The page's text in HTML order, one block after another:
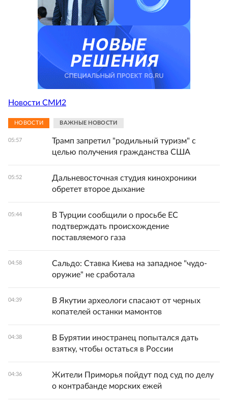
Новости СМИ2
НОВОСТИ ВАЖНЫЕ НОВОСТИ
05:57
Трамп запретил "родильный туризм" с
целью получения гражданства США
05:52
Дальневосточная студия кинохроники
обретет второе дыхание
05:44
В Турции сообщили о просьбе ЕС
подтверждать происхождение
поставляемого газа
04:58
Сальдо: Ставка Киева на западное "чудо-
оружие" не сработала
04:39
В Якутии археологи спасают от черных
копателей останки мамонтов
04:38
В Бурятии иностранец попытался дать
взятку, чтобы остаться в России
04:36
Жители Приморья пойдут под суд по делу
о контрабанде морских ежей